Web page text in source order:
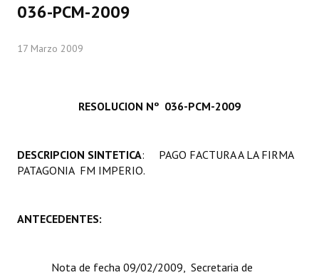
Comisiones Permanentes
Comisiones Especiales
Constitución Nacional
036-PCM-2009
17 Marzo 2009
RESOLUCION Nº 036-PCM-2009
DESCRIPCION SINTETICA: PAGO FACTURA A LA FIRMA
PATAGONIA  FM IMPERIO.
ANTECEDENTES:
Nota de fecha 09/02/2009, Secretaria de